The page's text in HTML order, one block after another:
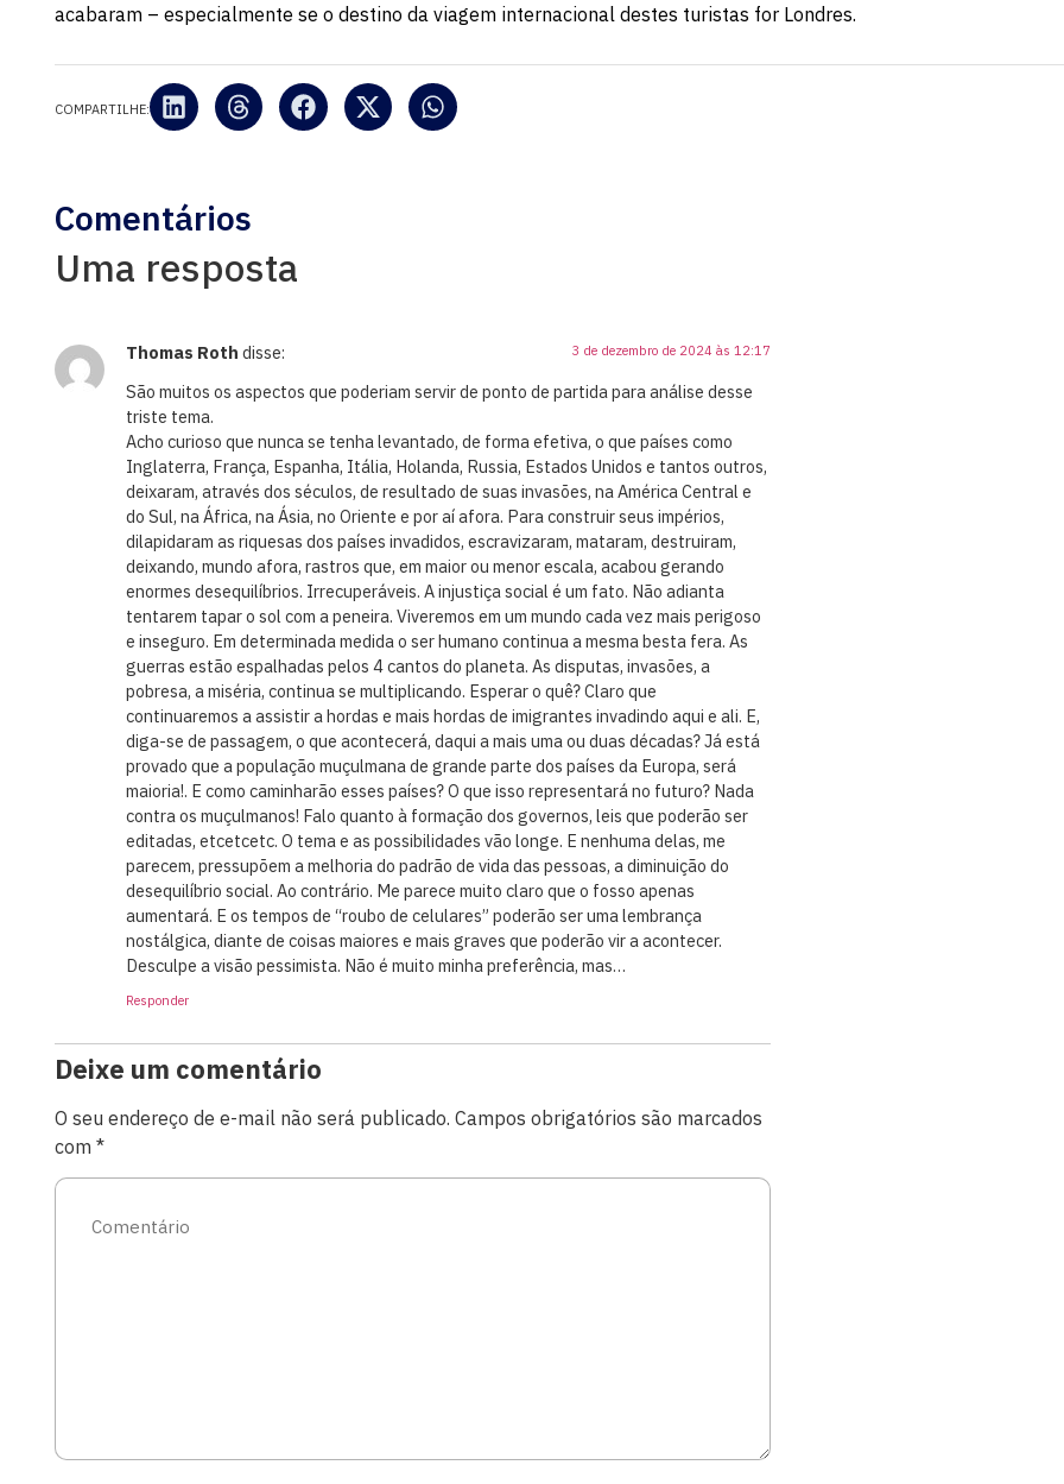
acabaram – especialmente se o destino da viagem internacional destes turistas for Londres.
COMPARTILHE:
Comentários
Uma resposta
Thomas Roth disse: 3 de dezembro de 2024 às 12:17
São muitos os aspectos que poderiam servir de ponto de partida para análise desse
triste tema.
Acho curioso que nunca se tenha levantado, de forma efetiva, o que países como
Inglaterra, França, Espanha, Itália, Holanda, Russia, Estados Unidos e tantos outros,
deixaram, através dos séculos, de resultado de suas invasões, na América Central e
do Sul, na África, na Ásia, no Oriente e por aí afora. Para construir seus impérios,
dilapidaram as riquesas dos países invadidos, escravizaram, mataram, destruiram,
deixando, mundo afora, rastros que, em maior ou menor escala, acabou gerando
enormes desequilíbrios. Irrecuperáveis. A injustiça social é um fato. Não adianta
tentarem tapar o sol com a peneira. Viveremos em um mundo cada vez mais perigoso
e inseguro. Em determinada medida o ser humano continua a mesma besta fera. As
guerras estão espalhadas pelos 4 cantos do planeta. As disputas, invasões, a
pobresa, a miséria, continua se multiplicando. Esperar o quê? Claro que
continuaremos a assistir a hordas e mais hordas de imigrantes invadindo aqui e ali. E,
diga-se de passagem, o que acontecerá, daqui a mais uma ou duas décadas? Já está
provado que a população muçulmana de grande parte dos países da Europa, será
maioria!. E como caminharão esses países? O que isso representará no futuro? Nada
contra os muçulmanos! Falo quanto à formação dos governos, leis que poderão ser
editadas, etcetcetc. O tema e as possibilidades vão longe. E nenhuma delas, me
parecem, pressupõem a melhoria do padrão de vida das pessoas, a diminuição do
desequilíbrio social. Ao contrário. Me parece muito claro que o fosso apenas
aumentará. E os tempos de “roubo de celulares” poderão ser uma lembrança
nostálgica, diante de coisas maiores e mais graves que poderão vir a acontecer.
Desculpe a visão pessimista. Não é muito minha preferência, mas…
Responder
Deixe um comentário
O seu endereço de e-mail não será publicado. Campos obrigatórios são marcados
com*